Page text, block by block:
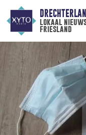
lokaal
friesland